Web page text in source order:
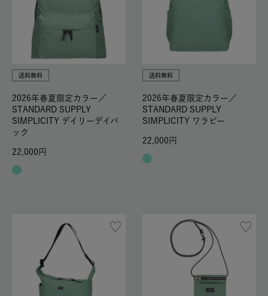
送料無料
2026年春夏限定カラー／
STANDARD SUPPLY
SIMPLICITY デイリーデイパ
ック
22,000
送料無料
2026年春夏限定カラー／
STANDARD SUPPLY
SIMPLICITY ワラビー
22,000